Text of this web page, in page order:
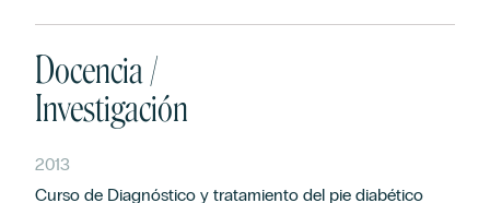
Docencia /
Investigación
2013
Curso de Diagnóstico y tratamiento del pie diabético